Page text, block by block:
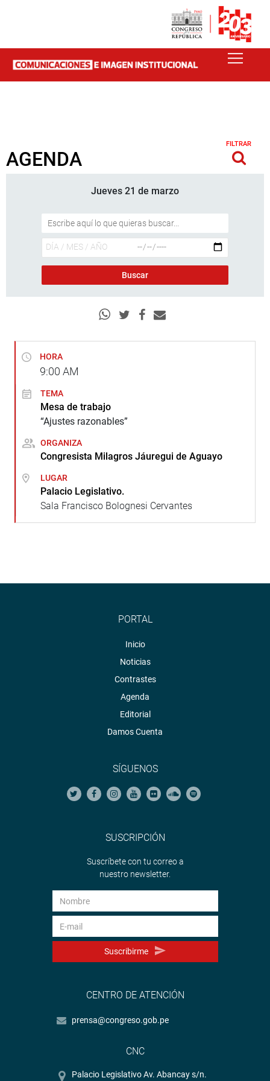
AGENDA
FILTRAR
Jueves 21 de marzo
HORA
9:00 AM
TEMA
Mesa de trabajo
“Ajustes razonables”
ORGANIZA
Congresista Milagros Jáuregui de Aguayo
LUGAR
Palacio Legislativo.
Sala Francisco Bolognesi Cervantes
PORTAL
Inicio
Noticias
Contrastes
Agenda
Editorial
Damos Cuenta
SÍGUENOS
SUSCRIPCIÓN
Suscríbete con tu correo a
nuestro newsletter.
Suscribirme
CENTRO DE ATENCIÓN
prensa@congreso.gob.pe
CNC
Palacio Legislativo Av. Abancay s/n.